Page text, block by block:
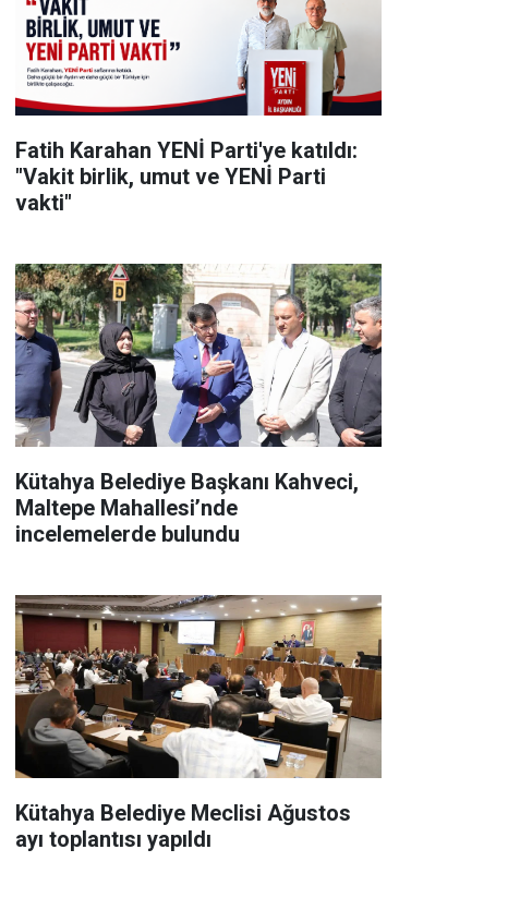
Fatih Karahan YENİ Parti'ye katıldı:
"Vakit birlik, umut ve YENİ Parti
vakti"
Kütahya Belediye Başkanı Kahveci,
Maltepe Mahallesi’nde
incelemelerde bulundu
Kütahya Belediye Meclisi Ağustos
ayı toplantısı yapıldı